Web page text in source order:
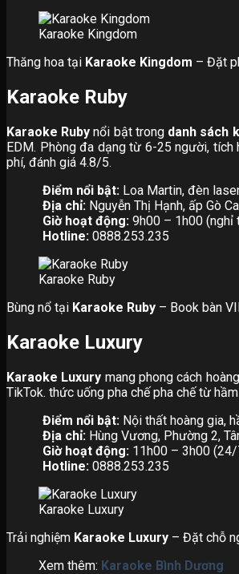
Karaoke Kingdom
Thăng hoa tại Karaoke Kingdom – Đặt
Karaoke Ruby
Karaoke Ruby nổi bật trong danh sách
EDM. Phòng đa dạng từ 6-25 người,
phí, đánh giá 4.8/5.
Điểm nổi bật:Loa Martin, đèn
Địa chỉ:Nguyễn Thị Hạnh, ấp Gò
Giờ hoạt động:9h00 – 1h00 (nghỉ
Hotline:0888.253.235
Karaoke Ruby
Bùng nổ tại Karaoke Ruby – Book bàn
Karaoke Luxury
Karaoke Luxury mang phong cách
TikTok. thức uống pha chế pha chế từ
Điểm nổi bật:Nội thất hoàng gia,
Địa chỉ:Hùng Vương, Phường 2,
Giờ hoạt động:11h00 – 3h00 (24/
Hotline:0888.253.235
Karaoke Luxury
Trải nghiệm Karaoke Luxury – Đặt chỗ
Xem thêm: Karaoke Bình Dương